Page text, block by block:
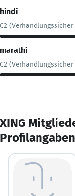
hindi
C2
marathi
C2
XING
Profilangaben